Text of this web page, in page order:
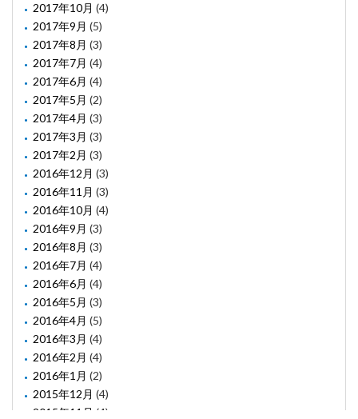
2017年10月 (4)
2017年9月 (5)
2017年8月 (3)
2017年7月 (4)
2017年6月 (4)
2017年5月 (2)
2017年4月 (3)
2017年3月 (3)
2017年2月 (3)
2016年12月 (3)
2016年11月 (3)
2016年10月 (4)
2016年9月 (3)
2016年8月 (3)
2016年7月 (4)
2016年6月 (4)
2016年5月 (3)
2016年4月 (5)
2016年3月 (4)
2016年2月 (4)
2016年1月 (2)
2015年12月 (4)
2015年11月 (4)